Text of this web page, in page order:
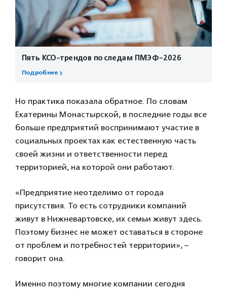
Пять КСО-трендов по следам ПМЭФ-2026
Подробнее
Но практика показала обратное. По словам
Екатерины Монастырской, в последние годы все
больше предприятий воспринимают участие в
социальных проектах как естественную часть
своей жизни и ответственности перед
территорией, на которой они работают.
«Предприятие неотделимо от города
присутствия. То есть сотрудники компаний
живут в Нижневартовске, их семьи живут здесь.
Поэтому бизнес не может оставаться в стороне
от проблем и потребностей территории», –
говорит она.
Именно поэтому многие компании сегодня